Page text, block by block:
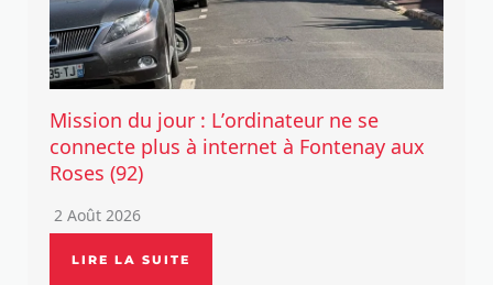
Mission du jour : L’ordinateur ne se
connecte plus à internet à Fontenay aux
Roses (92)
2 Août 2026
LIRE LA SUITE